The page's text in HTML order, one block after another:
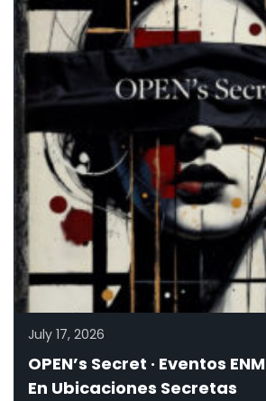
July 17, 2026
OPEN’s Secret · Eventos
En Ubicaciones Secretas